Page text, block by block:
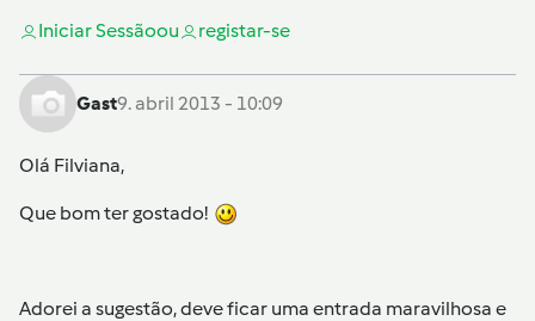
Iniciar Sessãoou registar-se
Gast9. abril 2013 - 10:09
Olá Filviana,
Que bom ter gostado!
Adorei a sugestão, deve ficar uma entrada maravilhosa e